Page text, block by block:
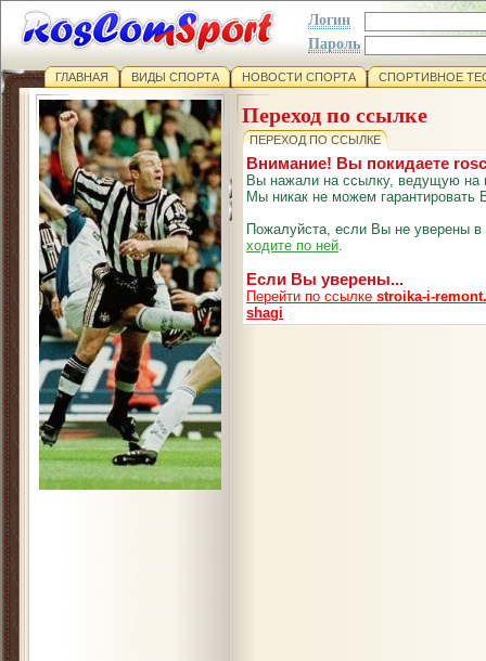
Логин
Пароль
ГЛАВНАЯ ВИДЫ СПОРТА НОВОСТИ СПОРТА СПОРТИВНОЕ
Переход по ссылке
ПЕРЕХОД ПО ССЫЛКЕ
Внимание! Вы покидаете
Вы нажали на ссылку, ведущую на
Мы никак не можем гарантировать
Пожалуйста, если Вы не уверены
ходите по ней.
Если Вы уверены...
Перейти по ссылке stroika-i-
shagi